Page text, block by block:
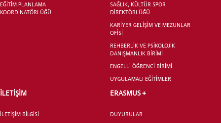
ADAYLARI
EĞİTİM PLANLAMA
KOORDİNATÖRLÜĞÜ
SAĞLIK, KÜLTÜR SPOR
DİREKTÖRLÜĞÜ
KARİYER GELİŞİM VE MEZUNLAR
OFİSİ
REHBERLİK VE PSİKOLOJİK
DANIŞMANLIK BİRİMİ
ENGELLİ ÖĞRENCİ BİRİMİ
UYGULAMALI EĞİTİMLER
İLETİŞİM
İLETİŞİM BİLGİSİ
ERASMUS +
DUYURULAR